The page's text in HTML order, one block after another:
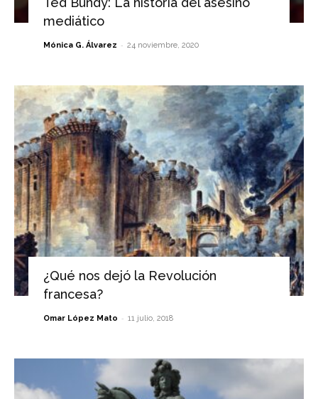
mediático
Mónica G. Álvarez - 24 noviembre, 2020
¿Qué nos dejó la Revolución
francesa?
Omar López Mato - 11 julio, 2018